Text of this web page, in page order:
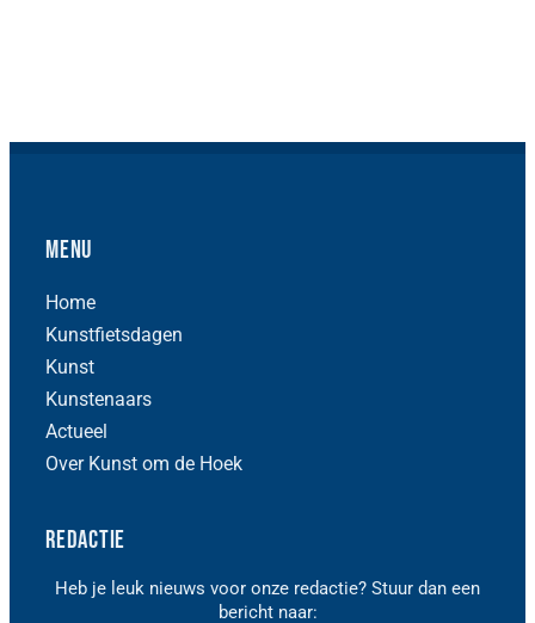
Menu
Home
Kunstfietsdagen
Kunst
Kunstenaars
Actueel
Over Kunst om de Hoek
Redactie
Heb je leuk nieuws voor onze redactie? Stuur dan een
bericht naar: